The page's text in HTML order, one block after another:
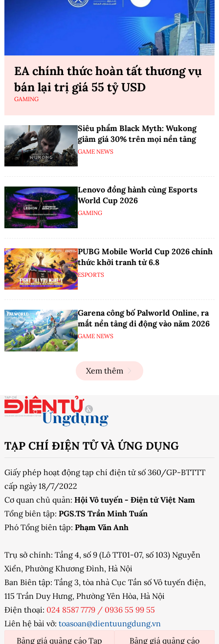
EA chính thức hoàn tất thương vụ
bán lại trị giá 55 tỷ USD
GAMING
Siêu phẩm Black Myth: Wukong
giảm giá 30% trên mọi nền tảng
GAME NEWS
Lenovo đồng hành cùng Esports
World Cup 2026
GAMING
PUBG Mobile World Cup 2026 chính
thức khởi tranh từ 6.8
ESPORTS
Garena công bố Palworld Online, ra
mắt nền tảng di động vào năm 2026
GAME NEWS
Xem thêm
TẠP CHÍ ĐIỆN TỬ VÀ ỨNG DỤNG
Giấy phép hoạt động tạp chí điện tử số 360/GP-BTTTT
cấp ngày 18/7/2022
Cơ quan chủ quản: Hội Vô tuyến - Điện tử Việt Nam
Tổng biên tập: PGS.TS Trần Minh Tuấn
Phó Tổng biên tập: Phạm Văn Anh
Trụ sở chính: Tầng 4, số 9 (Lô TT01-07, số 103) Nguyễn
Xiển, Phường Khương Đình, Hà Nội
Ban Biên tập: Tầng 3, tòa nhà Cục Tần số Vô tuyến điện,
115 Trần Duy Hưng, Phường Yên Hòa, Hà Nội
Điện thoại: 024 8587 7779 / 0936 55 99 55
Liên hệ bài vở: toasoan@dientuungdung.vn
Bảng giá quảng cáo Tạp
Bảng giá quảng cáo